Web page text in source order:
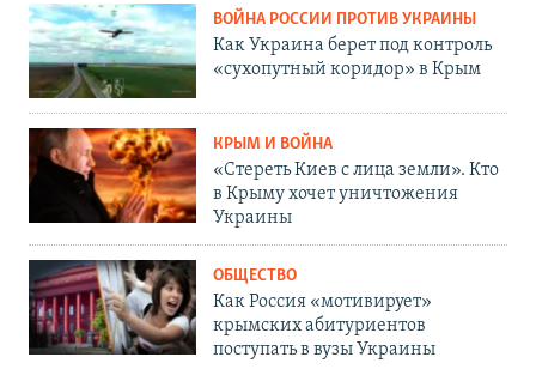
ВОЙНА РОССИИ ПРОТИВ УКРАИНЫ
Как Украина берет под контроль
«сухопутный коридор» в Крым
КРЫМ И ВОЙНА
«Стереть Киев с лица земли». Кто
в Крыму хочет уничтожения
Украины
ОБЩЕСТВО
Как Россия «мотивирует»
крымских абитуриентов
поступать в вузы Украины